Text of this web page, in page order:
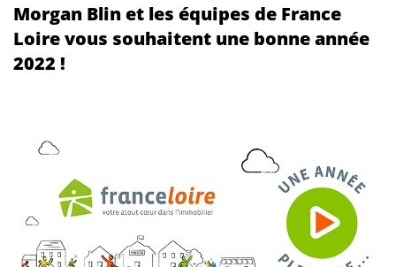
Morgan Blin et les équipes de France
Loire vous souhaitent une bonne année
2022 !